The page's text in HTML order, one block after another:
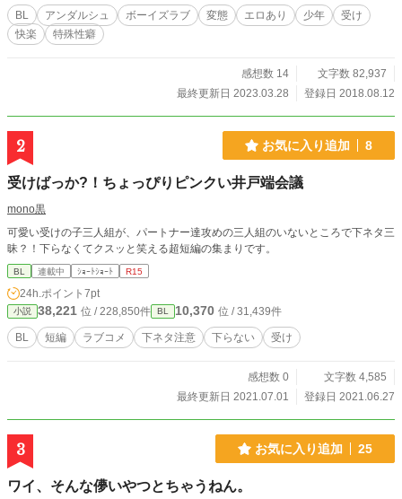
す。 Key Word*** 少年、青年、男子、ボーイズラブ、BL、男の娘、コスプレ、
女装、甘々、あまあま、調教、性、いじめ、セックス、SEX、アダルト、18指
定、いちゃらぶ、年の差、男同士、玩具、和姦、愛、恋、片思い、両思い、売
BL アンダルシュ ボーイズラブ 変態 エロあり 少年
受け
快楽
特殊性癖
感想数 14
文字数 82,937
最終更新日 2023.03.28
登録日 2018.08.12
2 お気に入り追加 8
受けばっか?！ちょっぴりピンクい井戸端会議
mono黒
可愛い受けの子三人組が、パートナー達攻めの三人組のいないところで下ネタ三
昧？！下らなくてクスッと笑える超短編の集まりです。
BL 連載中 ｼｮｰﾄｼｮｰﾄ R15
24h.ポイント 7pt
小説 38,221 位 / 228,850件 BL 10,370 位 / 31,439件
BL 短編 ラブコメ 下ネタ注意 下らない 受け
感想数 0
文字数 4,585
最終更新日 2021.07.01
登録日 2021.06.27
3 お気に入り追加 25
ワイ、そんな儚いやつとちゃうねん。